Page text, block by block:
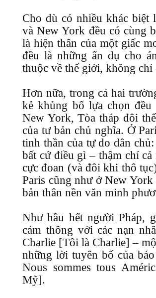
Cho dù có nhiều khác biệt
và New York đều có cùng
là hiện thân của một giấc
đều là những ẩn dụ cho
thuộc về thế giới, không
Hơn nữa, trong cả hai
kẻ khủng bố lựa chọn
New York, Tòa tháp đôi
của tư bản chủ nghĩa. Ở
tinh thần của tự do dân
bất cứ điều gì – thậm chí
cực đoan (và đôi khi thô
Paris cũng như ở New
bản thân nền văn minh
Như hầu hết người Pháp,
cảm thông với các nạn
Charlie [Tôi là Charlie] –
những lời tuyên bố của
Nous sommes tous
Mỹ].